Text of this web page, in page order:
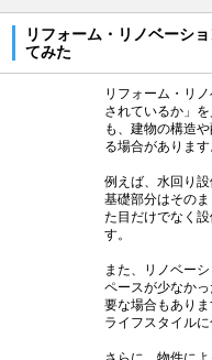
リフォーム・リノベーシ
てみた
リフォーム・リ
されているか」
も、建物の構造
る場合があります
例えば、水回り
基礎部分はその
た目だけでなく
す。
また、リノベー
ペースが少なか
要な場合もあり
ライフスタイル